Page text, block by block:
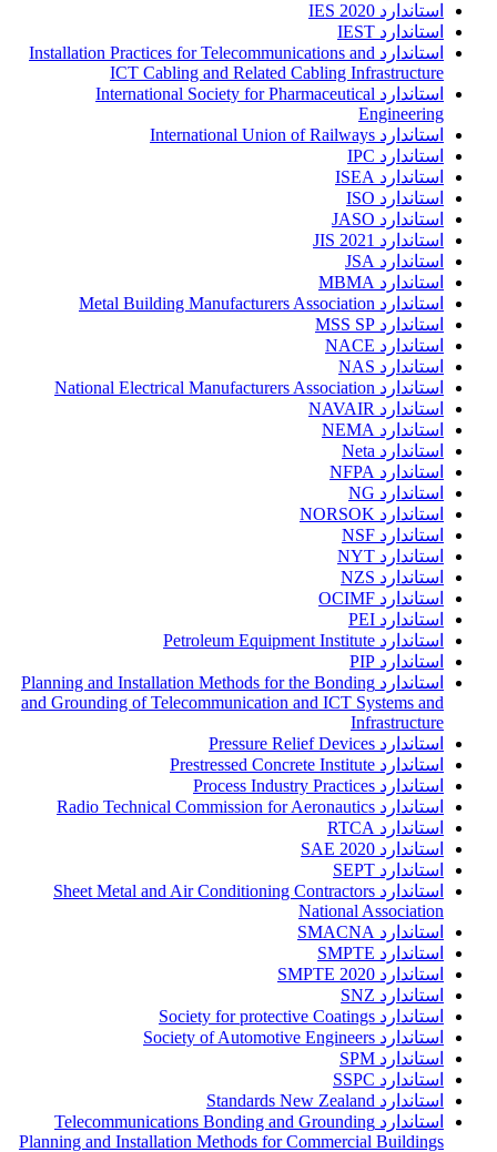
استاندارد IES 2020
استاندارد IEST
استاندارد Installation Practices for Telecommunications and
ICT Cabling and Related Cabling Infrastructure
استاندارد International Society for Pharmaceutical
Engineering
استاندارد International Union of Railways
استاندارد IPC
استاندارد ISEA
استاندارد ISO
استاندارد JASO
استاندارد JIS 2021
استاندارد JSA
استاندارد MBMA
استاندارد Metal Building Manufacturers Association
استاندارد MSS SP
استاندارد NACE
استاندارد NAS
استاندارد National Electrical Manufacturers Association
استاندارد NAVAIR
استاندارد NEMA
استاندارد Neta
استاندارد NFPA
استاندارد NG
استاندارد NORSOK
استاندارد NSF
استاندارد NYT
استاندارد NZS
استاندارد OCIMF
استاندارد PEI
استاندارد Petroleum Equipment Institute
استاندارد PIP
استاندارد Planning and Installation Methods for the Bonding
and Grounding of Telecommunication and ICT Systems and
Infrastructure
استاندارد Pressure Relief Devices
استاندارد Prestressed Concrete Institute
استاندارد Process Industry Practices
استاندارد Radio Technical Commission for Aeronautics
استاندارد RTCA
استاندارد SAE 2020
استاندارد SEPT
استاندارد Sheet Metal and Air Conditioning Contractors
National Association
استاندارد SMACNA
استاندارد SMPTE
استاندارد SMPTE 2020
استاندارد SNZ
استاندارد Society for protective Coatings
استاندارد Society of Automotive Engineers
استاندارد SPM
استاندارد SSPC
استاندارد Standards New Zealand
استاندارد Telecommunications Bonding and Grounding
Planning and Installation Methods for Commercial Buildings